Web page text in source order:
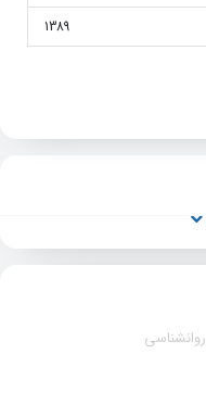
1389
روانشناسی